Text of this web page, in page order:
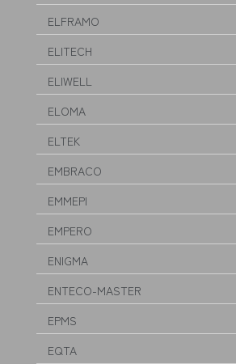
ELFRAMO
ELITECH
ELIWELL
ELOMA
ELTEK
EMBRACO
EMMEPI
EMPERO
ENIGMA
ENTECO-MASTER
EPMS
EQTA